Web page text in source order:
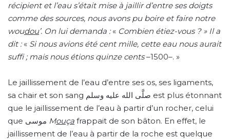
récipient et l’eau s’était mise à jaillir d’entre ses doigts
comme des sources, nous avons pu boire et faire notre
woudou’. On lui demanda : « Combien étiez-vous ? » Il a
dit : « Si nous avions été cent mille, cette eau nous aurait
suffi ; mais nous étions quinze cents–1500–. »
Le jaillissement de l’eau d’entre ses os, ses ligaments,
sa chair et son sang صلَّى الله عليه وسلم est plus étonnant
que le jaillissement de l’eau à partir d’un rocher, celui
Mouça frappait de son bâton. En effet, le
jaillissement de l’eau à partir de la roche est quelque